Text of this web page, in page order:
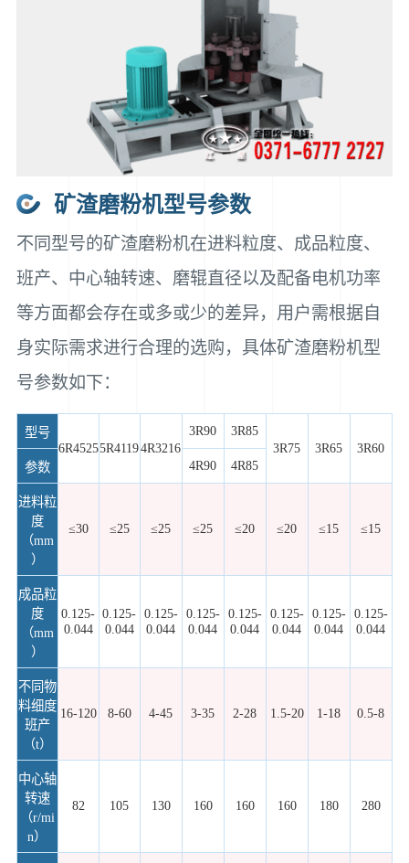
矿渣磨粉机型号参数
不同型号的矿渣磨粉机在进料粒度、成品粒度、
班产、中心轴转速、磨辊直径以及配备电机功率
等方面都会存在或多或少的差异，用户需根据自
身实际需求进行合理的选购，具体矿渣磨粉机型
号参数如下：
型号
6R45255R41194R3216
3R90
3R85
3R75
3R65
3R60
参数
4R90 4R85
进料粒
度
（mm
）
≤30 ≤25 ≤25 ≤25 ≤20 ≤20 ≤15 ≤15
成品粒
度
（mm
）
0.125-
0.044
0.125-
0.044
0.125-
0.044
0.125-
0.044
0.125-
0.044
0.125-
0.044
0.125-
0.044
0.125-
0.044
不同物
料细度
班产
（t）
16-120 8-60 4-45 3-35 2-28 1.5-20 1-18 0.5-8
中心轴
转速
（r/mi
n）
82 105 130 160 160 160 180 280